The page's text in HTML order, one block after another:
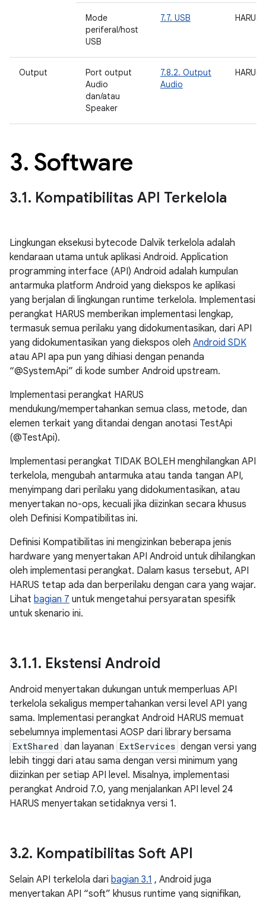
Mode
periferal/host
USB
7.7. USB HARUS
Output
Port output
Audio
dan/atau
Speaker
7.8.2. Output
Audio
HARUS
3. Software
3.1. Kompatibilitas API Terkelola
Lingkungan eksekusi bytecode Dalvik terkelola adalah
kendaraan utama untuk aplikasi Android. Application
programming interface (API) Android adalah kumpulan
antarmuka platform Android yang diekspos ke aplikasi
yang berjalan di lingkungan runtime terkelola. Implementasi
perangkat HARUS memberikan implementasi lengkap,
termasuk semua perilaku yang didokumentasikan, dari API
yang didokumentasikan yang diekspos oleh Android SDK
atau API apa pun yang dihiasi dengan penanda
“@SystemApi” di kode sumber Android upstream.
Implementasi perangkat HARUS
mendukung/mempertahankan semua class, metode, dan
elemen terkait yang ditandai dengan anotasi TestApi
(@TestApi).
Implementasi perangkat TIDAK BOLEH menghilangkan API
terkelola, mengubah antarmuka atau tanda tangan API,
menyimpang dari perilaku yang didokumentasikan, atau
menyertakan no-ops, kecuali jika diizinkan secara khusus
oleh Definisi Kompatibilitas ini.
Definisi Kompatibilitas ini mengizinkan beberapa jenis
hardware yang menyertakan API Android untuk dihilangkan
oleh implementasi perangkat. Dalam kasus tersebut, API
HARUS tetap ada dan berperilaku dengan cara yang wajar.
Lihat bagian 7 untuk mengetahui persyaratan spesifik
untuk skenario ini.
3.1.1. Ekstensi Android
Android menyertakan dukungan untuk memperluas API
terkelola sekaligus mempertahankan versi level API yang
sama. Implementasi perangkat Android HARUS memuat
sebelumnya implementasi AOSP dari library bersama
ExtShared dan layanan ExtServices dengan versi yang
lebih tinggi dari atau sama dengan versi minimum yang
diizinkan per setiap API level. Misalnya, implementasi
perangkat Android 7.0, yang menjalankan API level 24
HARUS menyertakan setidaknya versi 1.
3.2. Kompatibilitas Soft API
Selain API terkelola dari bagian 3.1 , Android juga
menyertakan API “soft” khusus runtime yang signifikan,